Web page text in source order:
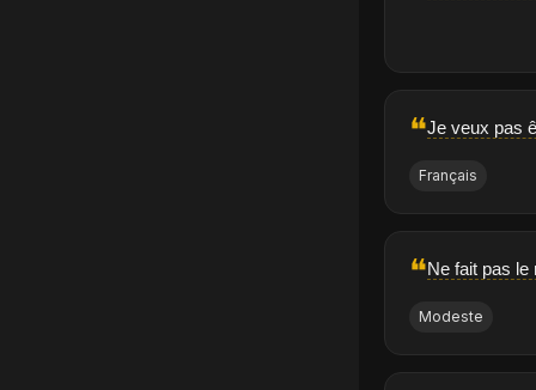
❝Je veux pas
Français
❝Ne fait pas le
Modeste